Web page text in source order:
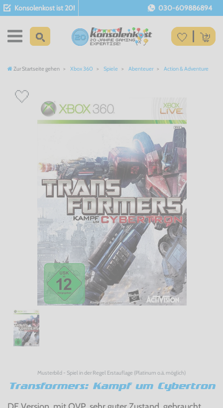
Konsolenkost ist 20! 030-609886894
Zur Startseite gehen Xbox 360 Spiele Abenteuer Action & Adventure
Musterbild - Spiel in der Regel Erstauflage (Platinum o.ä. möglich)
Transformers: Kampf um Cybertron